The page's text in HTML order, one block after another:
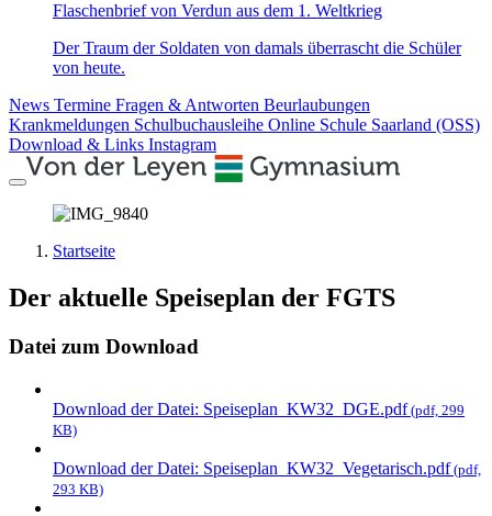
Flaschenbrief von Verdun aus dem 1. Weltkrieg
Der Traum der Soldaten von damals überrascht die Schüler
von heute.
News Termine Fragen & Antworten Beurlaubungen
Krankmeldungen Schulbuchausleihe Online Schule Saarland (OSS)
Download & Links Instagram
Startseite
Der aktuelle Speiseplan der FGTS
Datei zum Download
Download der Datei: Speiseplan_KW32_DGE.pdf(pdf, 299
KB)
Download der Datei: Speiseplan_KW32_Vegetarisch.pdf(pdf,
293 KB)